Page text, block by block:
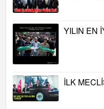
YILIN EN
İLK